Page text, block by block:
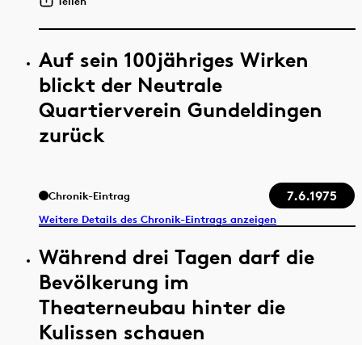
Auf sein 100jähriges Wirken
blickt der Neutrale
Quartierverein Gundeldingen
zurück
Chronik-Eintrag 7.6.1975
Weitere Details des Chronik-Eintrags anzeigen
Während drei Tagen darf die
Bevölkerung im
Theaterneubau hinter die
Kulissen schauen